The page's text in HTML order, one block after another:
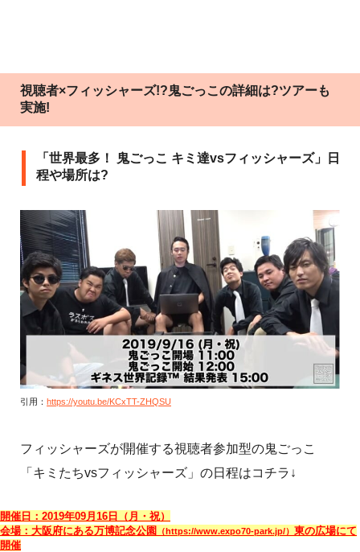
視聴者×フィッシャーズ!?鬼ごっこの詳細は?ツアーも
実施!
「世界最多！ 鬼ごっこ キミ達vsフィッシャーズ」日
程や場所は?
引用： https://youtu.be/KCxTT-ZHQSU
フィッシャーズが開催する視聴者参加型の鬼ごっこ
「キミたちvsフィッシャーズ」の日程はコチラ↓
開催日：2019年09月16日（月・祝）
会場：大阪府にある万博記念公園
（https://www.expo70-park.jp/） 東の広場にて
開催